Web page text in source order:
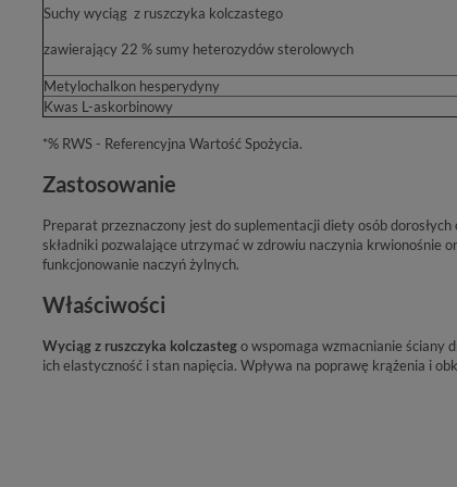
Suchy wyciąg z ruszczyka kolczastego
zawierający 22 % sumy heterozydów sterolowych
Metylochalkon hesperydyny
Kwas L-askorbinowy
*% RWS - Referencyjna Wartość Spożycia.
Zastosowanie
Preparat przeznaczony jest do suplementacji diety osób
składniki pozwalające utrzymać w zdrowiu naczynia krwionośnie
funkcjonowanie naczyń żylnych.
Właściwości
Wyciąg z ruszczyka kolczastego wspomaga wzmacnianie ściany
ich elastyczność i stan napięcia. Wpływa na poprawę krążenia i